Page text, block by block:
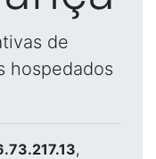
de
hospedados
,